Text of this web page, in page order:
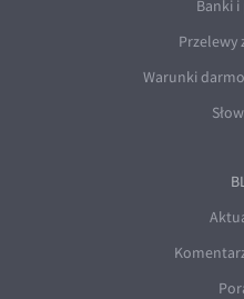
Banki
Przelewy
Warunki